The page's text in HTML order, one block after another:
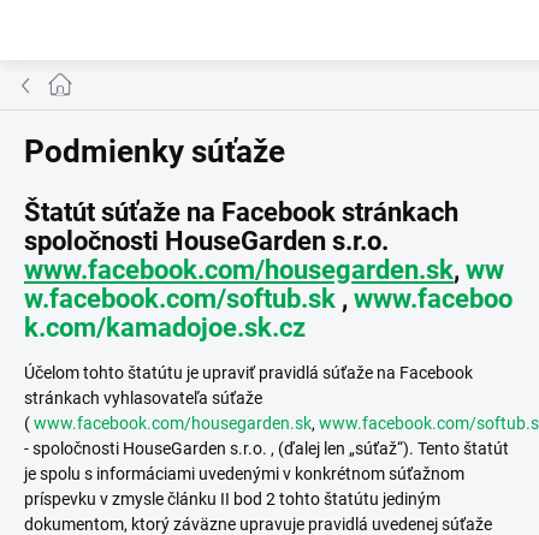
Domov
Podmienky súťaže
Štatút súťaže na Facebook stránkach
spoločnosti HouseGarden s.r.o.
www.facebook.com/housegarden.sk, ww
w.facebook.com/softub.sk , www.faceboo
k.com/kamadojoe.sk.cz
Účelom tohto štatútu je upraviť pravidlá súťaže na Facebook
stránkach vyhlasovateľa súťaže
(www.facebook.com/housegarden.sk, www.facebook.com/
- spoločnosti HouseGarden s.r.o. , (ďalej len „súťaž“). Tento štatút
je spolu s informáciami uvedenými v konkrétnom súťažnom
príspevku v zmysle článku II bod 2 tohto štatútu jediným
dokumentom, ktorý záväzne upravuje pravidlá uvedenej súťaže